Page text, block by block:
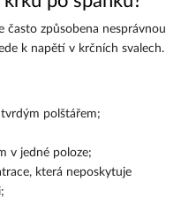
často způsobena nesprávnou
k napětí v krčních svalech.
polštářem;
v jedné poloze;
která neposkytuje